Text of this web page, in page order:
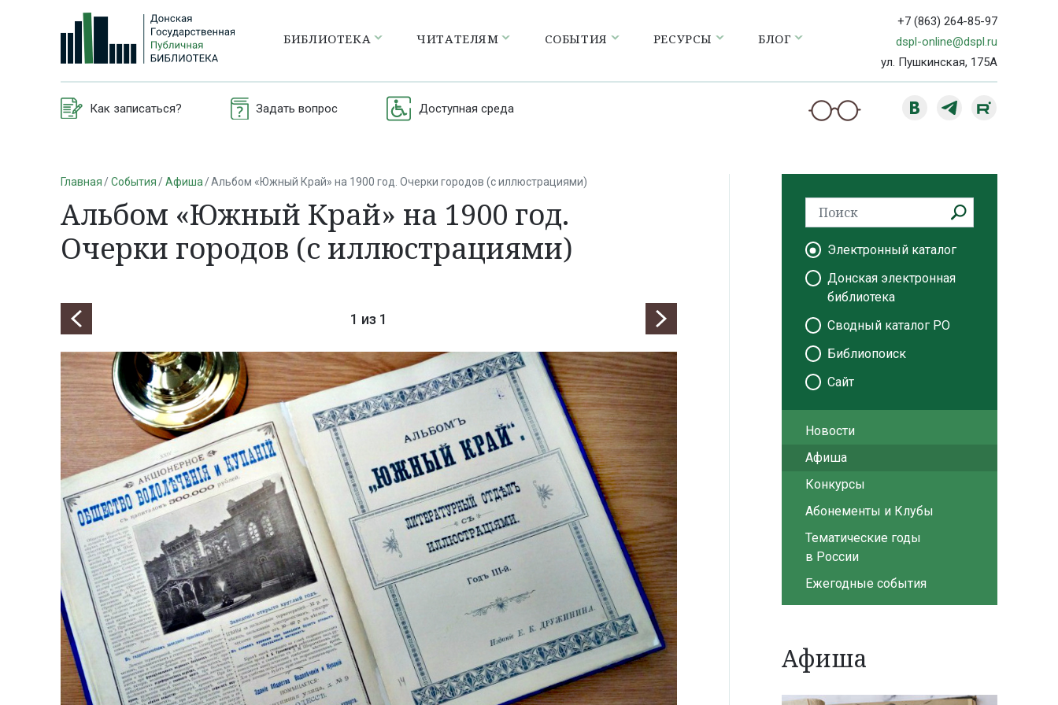
БИБЛИОТЕКА ЧИТАТЕЛЯМ СОБЫТИЯ РЕСУРСЫ БЛОГ
+7 (863) 264-85-97
dspl-online@dspl.ru
ул. Пушкинская, 175А
Как записаться? Задать вопрос Доступная среда
Главная События Афиша Альбом «Южный Край» на 1900 год. Очерки городов (с иллюстрациями)
Альбом «Южный Край» на 1900 год.
Очерки городов (с иллюстрациями)
1 из 1
Электронный каталог
Донская электронная
библиотека
Сводный каталог РО
Библиопоиск
Сайт
Новости
Афиша
Конкурсы
Абонементы и Клубы
Тематические годы
в России
Ежегодные события
Афиша